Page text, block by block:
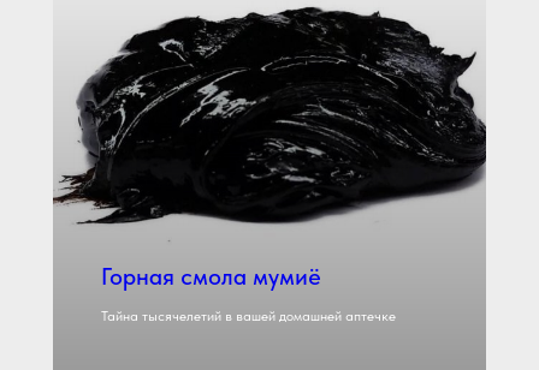
Горная смола мумиё
Тайна тысячелетий в вашей домашней аптечке